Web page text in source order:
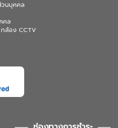
วนบุคคล
คล
ล้อง CCTV